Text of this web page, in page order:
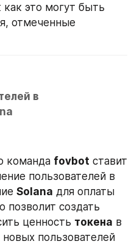
это могут быть
отмеченные
в
команда fovbot ставит
пользователей в
Solana для оплаты
позволит создать
ценность токена в
пользователей